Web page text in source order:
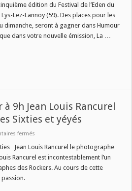
édition du Festival de l’Eden du
Lys-Lez-Lannoy (59). Des places pour les
dimanche, seront à gagner dans Humour
dans votre nouvelle émission, La …
9h Jean Louis Rancurel
Sixties et yéyés
fermés
22
à
9h
Jean
Jean Louis Rancurel le photographe
Rancurel est incontestablement l’un
des Rockers. Au cours de cette
passion.